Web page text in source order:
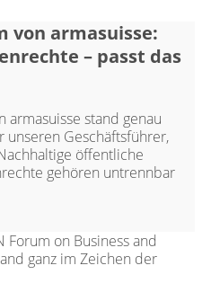
von armasuisse:
– passt das
armasuisse stand genau
unseren Geschäftsführer,
öffentliche
gehören untrennbar